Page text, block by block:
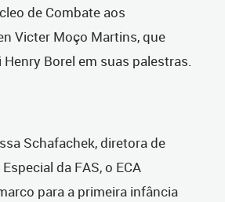
de Combate aos
Victer Moço Martins, que
Henry Borel em suas palestras.
Schafachek, diretora de
da FAS, o ECA
para a primeira infância